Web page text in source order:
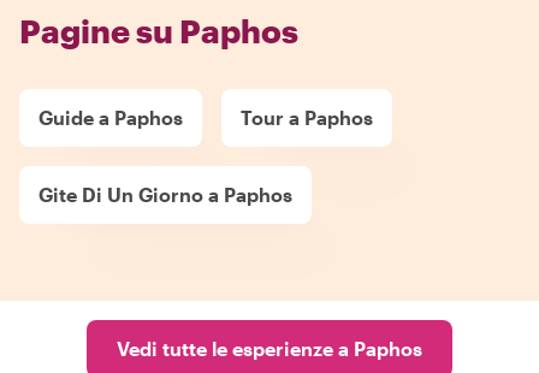
Pagine su Paphos
Guide a Paphos Tour a Paphos
Gite Di Un Giorno a Paphos
Vedi tutte le esperienze a Paphos